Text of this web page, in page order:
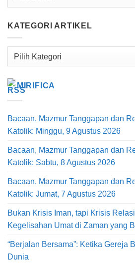
KATEGORI ARTIKEL
Kategori
MIRIFICA
Bacaan, Mazmur Tanggapan dan
Katolik: Minggu, 9 Agustus 2026
Bacaan, Mazmur Tanggapan dan
Katolik: Sabtu, 8 Agustus 2026
Bacaan, Mazmur Tanggapan dan
Katolik: Jumat, 7 Agustus 2026
Bukan Krisis Iman, tapi Krisis
Kegelisahan Umat di Zaman yang
“Berjalan Bersama”: Ketika Gereja
Dunia